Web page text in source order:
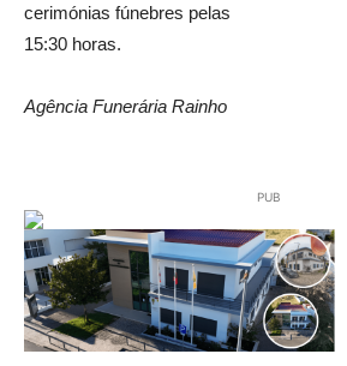
cerimónias fúnebres pelas
15:30 horas.
Agência Funerária Rainho
PUB